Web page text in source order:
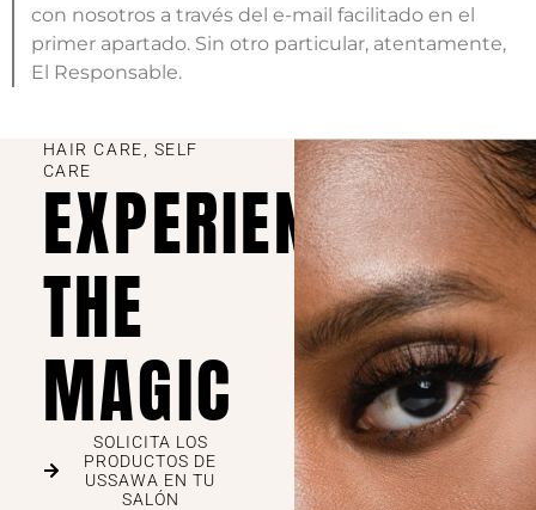
con nosotros a través del e-mail facilitado en el
primer apartado. Sin otro particular, atentamente,
El Responsable.
HAIR CARE, SELF
CARE
EXPERIENCE
THE
MAGIC
SOLICITA LOS
PRODUCTOS DE
USSAWA EN TU
SALÓN